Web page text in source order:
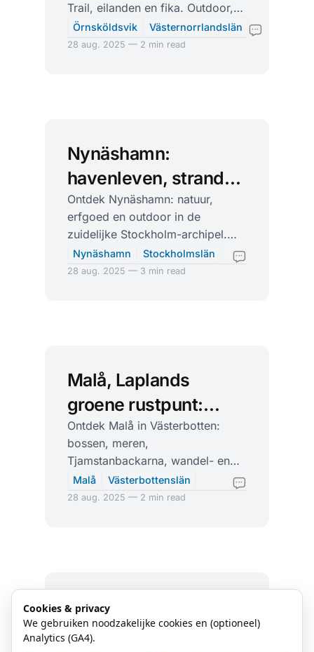
Trail, eilanden en fika. Outdoor,
cultuur en rust in Västernorrland.
Örnsköldsvik Västernorrlandslän
28 aug. 2025 — 2 min read
Nynäshamn:
havenleven, stranden
en vuurtorens aan de
zuidelijke archipel
Ontdek Nynäshamn: natuur,
erfgoed en outdoor in de
zuidelijke Stockholm-archipel.
Havensfeer, stranden,
wandelroutes en veerboten naar
Nynäshamn Stockholmslän
28 aug. 2025 — 3 min read
Malå, Laplands
groene rustpunt:
bossen, meren en
winters plezier
Ontdek Malå in Västerbotten:
bossen, meren,
Tjamstanbackarna, wandel- en
kanoroutes, noorderlicht en
hartelijke Laplandse gastvrijheid.
Malå Västerbottenslän
28 aug. 2025 — 2 min read
Huddinge: wilde
bossen, stille meren
Cookies & privacy
We gebruiken noodzakelijke cookies en (optioneel)
Analytics (GA4).